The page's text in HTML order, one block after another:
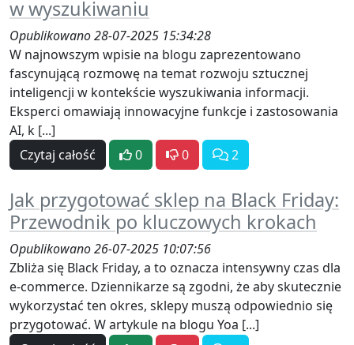
w wyszukiwaniu
Opublikowano 28-07-2025 15:34:28
W najnowszym wpisie na blogu zaprezentowano
fascynującą rozmowę na temat rozwoju sztucznej
inteligencji w kontekście wyszukiwania informacji.
Eksperci omawiają innowacyjne funkcje i zastosowania
AI, k [...]
Czytaj całość
0 0 2
Jak przygotować sklep na Black Friday:
Przewodnik po kluczowych krokach
Opublikowano 26-07-2025 10:07:56
Zbliża się Black Friday, a to oznacza intensywny czas dla
e-commerce. Dziennikarze są zgodni, że aby skutecznie
wykorzystać ten okres, sklepy muszą odpowiednio się
przygotować. W artykule na blogu Yoa [...]